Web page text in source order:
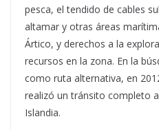
pesca, el tendido de cables
altamar y otras áreas
Ártico, y derechos a la
recursos en la zona. En la
como ruta alternativa, en
realizó un tránsito completo
Islandia.